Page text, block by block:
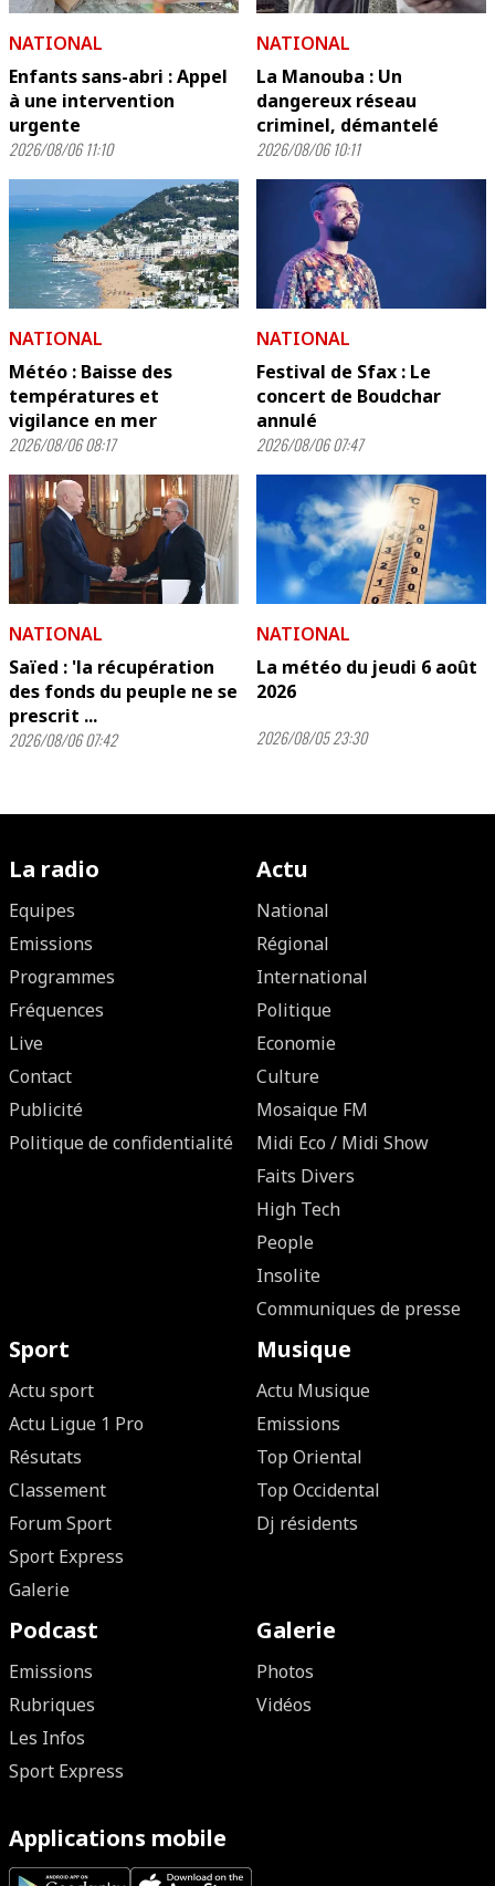
NATIONAL
Enfants sans-abri : Appel
à une intervention
urgente
2026/08/06 11:10
NATIONAL
La Manouba : Un
dangereux réseau
criminel, démantelé
2026/08/06 10:11
NATIONAL
Météo : Baisse des
températures et
vigilance en mer
2026/08/06 08:17
NATIONAL
Festival de Sfax : Le
concert de Boudchar
annulé
2026/08/06 07:47
NATIONAL
Saïed : 'la récupération
des fonds du peuple ne se
prescrit ...
2026/08/06 07:42
NATIONAL
La météo du jeudi 6 août
2026
2026/08/05 23:30
La radio
Equipes
Emissions
Programmes
Fréquences
Live
Contact
Publicité
Politique de confidentialité
Actu
National
Régional
International
Politique
Economie
Culture
Mosaique FM
Midi Eco / Midi Show
Faits Divers
High Tech
People
Insolite
Communiques de presse
Sport
Actu sport
Actu Ligue 1 Pro
Résutats
Classement
Forum Sport
Sport Express
Galerie
Musique
Actu Musique
Emissions
Top Oriental
Top Occidental
Dj résidents
Podcast
Emissions
Rubriques
Les Infos
Sport Express
Galerie
Photos
Vidéos
Applications mobile